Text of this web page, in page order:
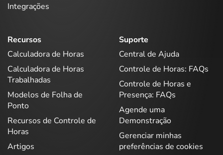
Integrações
Recursos
Calculadora de Horas
Calculadora de Horas
Trabalhadas
Modelos de Folha de
Ponto
Recursos de Controle de
Horas
Artigos
Suporte
Central de Ajuda
Controle de Horas: FAQs
Controle de Horas e
Presença: FAQs
Agende uma
Demonstração
Gerenciar minhas
preferências de cookies